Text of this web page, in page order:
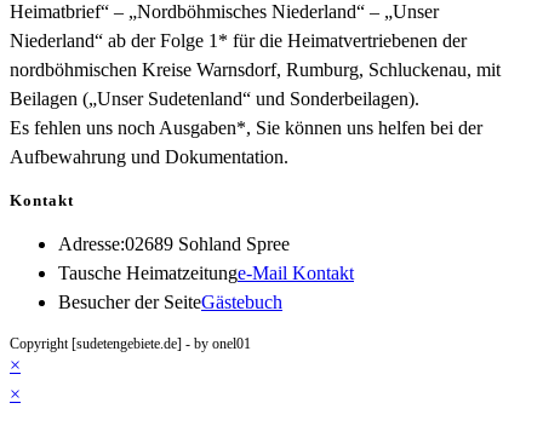
Heimatbrief“ – „Nordböhmisches Niederland“ – „Unser
Niederland“ ab der Folge 1* für die Heimatvertriebenen der
nordböhmischen Kreise Warnsdorf, Rumburg, Schluckenau, mit
Beilagen („Unser Sudetenland“ und Sonderbeilagen).
Es fehlen uns noch Ausgaben*, Sie können uns helfen bei der
Aufbewahrung und Dokumentation.
Kontakt
Adresse:02689 Sohland Spree
Tausche Heimatzeitunge-Mail KontaktOpens
Besucher der SeiteGästebuch
Copyright [sudetengebiete.de] - by onel01
×
×